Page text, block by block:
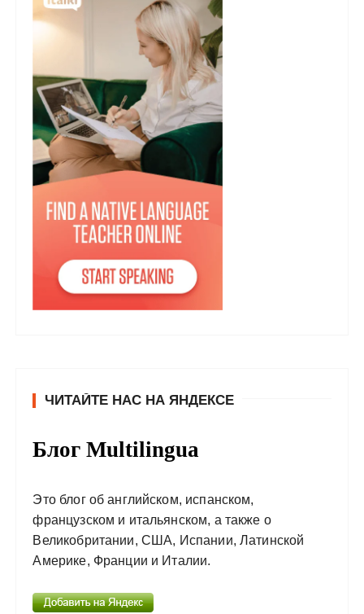
ЧИТАЙТЕ НАС НА ЯНДЕКСЕ
Блог Multilingua
Это блог об английском, испанском,
французском и итальянском, а также о
Великобритании, США, Испании, Латинской
Америке, Франции и Италии.